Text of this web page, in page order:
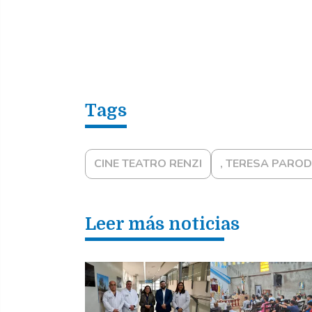
CINE TEATRO RENZI , TERESA
Leer más noticias